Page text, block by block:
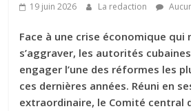
19 juin 2026 La redaction
Face à une crise économique qui
s’aggraver, les autorités
engager l’une des réformes les
ces dernières années. Réuni en
extraordinaire, le Comité central